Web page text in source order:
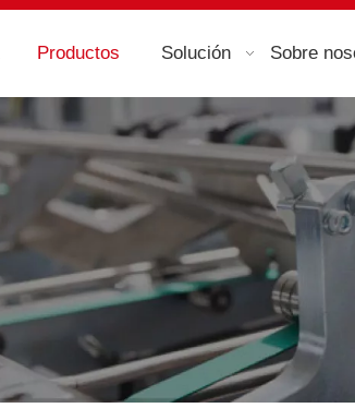
Productos Solución Sobre